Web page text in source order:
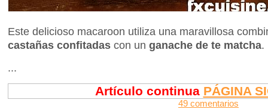
Este delicioso macaroon utiliza una maravillosa
castañas confitadas con un ganache de te matcha.
...
Artículo continua PÁGINA
49 comentarios